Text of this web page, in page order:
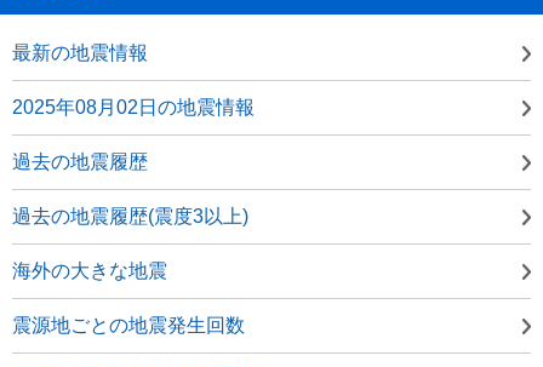
最新の地震情報
2025年08月02日の地震情報
過去の地震履歴
過去の地震履歴(震度3以上)
海外の大きな地震
震源地ごとの地震発生回数